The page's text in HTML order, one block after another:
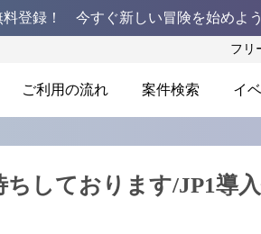
料登録！ 今すぐ新しい冒険を始めよう
フリ
ご利用の流れ 案件検索 イ
しております/JP1導